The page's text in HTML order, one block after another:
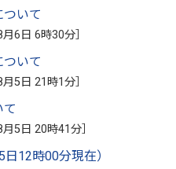
いて
6日 6時30分
いて
5日 21時1分
て
5日 20時41分
12時00分現在）